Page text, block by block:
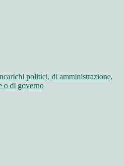
politici, di amministrazione,
o di governo